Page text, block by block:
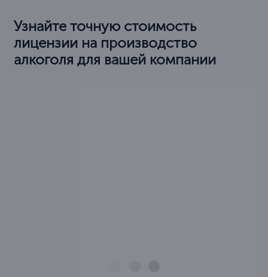
Узнайте точную стоимость
лицензии на производство
алкоголя для вашей компании